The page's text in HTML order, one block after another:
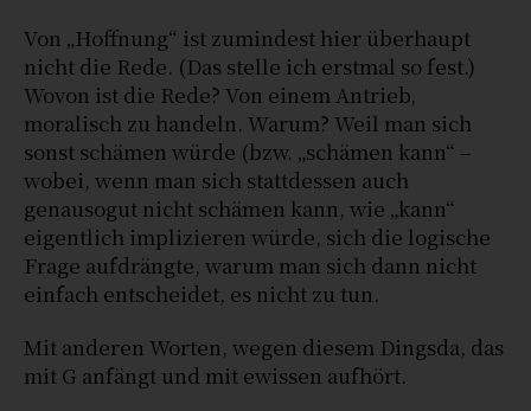
Von „Hoffnung“ ist zumindest hier überhaupt
nicht die Rede. (Das stelle ich erstmal so fest.)
Wovon ist die Rede? Von einem Antrieb,
moralisch zu handeln. Warum? Weil man sich
sonst schämen würde (bzw. „schämen kann“ –
wobei, wenn man sich stattdessen auch
genausogut nicht schämen kann, wie „kann“
eigentlich implizieren würde, sich die logische
Frage aufdrängte, warum man sich dann nicht
einfach entscheidet, es nicht zu tun.
Mit anderen Worten, wegen diesem Dingsda, das
mit G anfängt und mit ewissen aufhört.